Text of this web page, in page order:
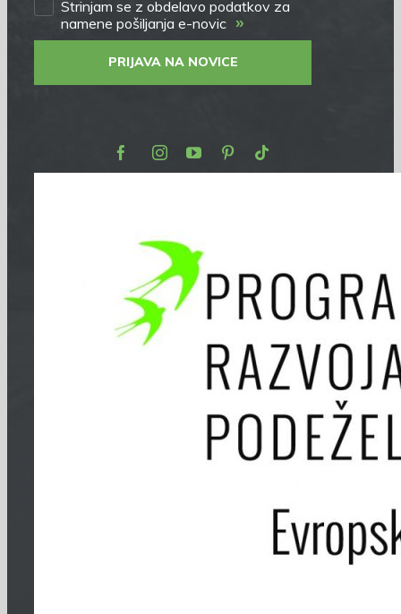
Strinjam se z obdelavo podatkov za
namene pošiljanja e-novic »
PRIJAVA NA NOVICE
FacebookInstagram
YoutubePinterest